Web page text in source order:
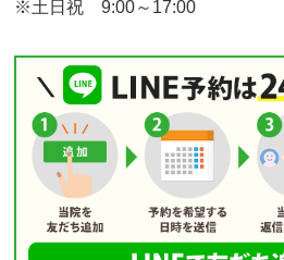
※土日祝 9:00～17:00